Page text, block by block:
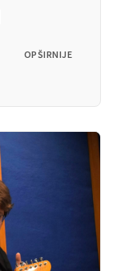
OPŠIRNIJE